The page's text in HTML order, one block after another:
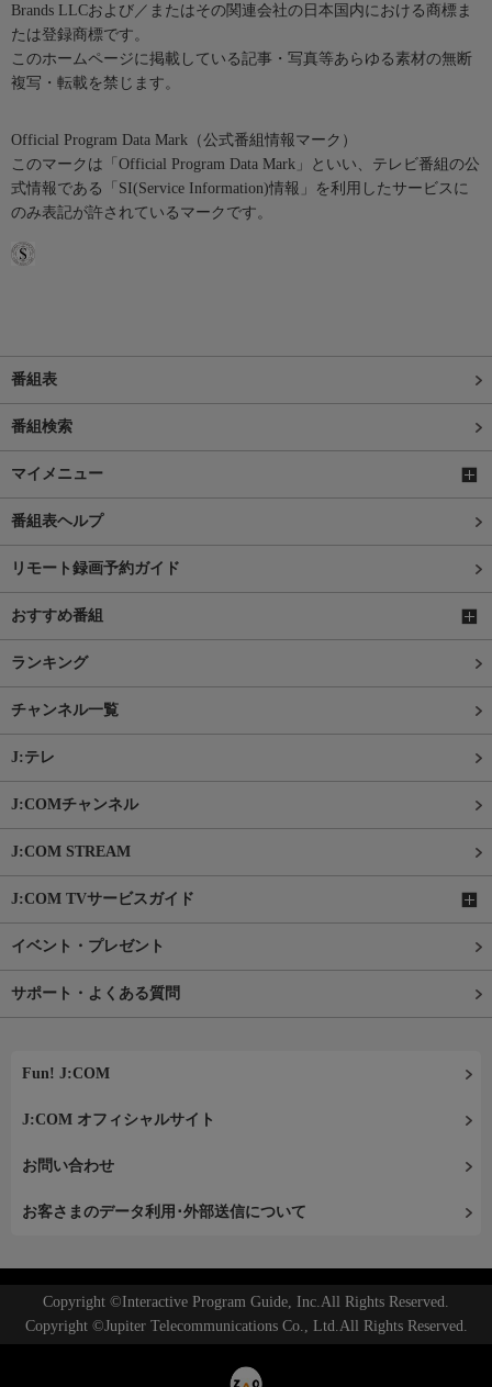
Brands LLCおよび／またはその関連会社の日本国内における商標ま
たは登録商標です。
このホームページに掲載している記事・写真等あらゆる素材の無断
複写・転載を禁じます。
Official Program Data Mark（公式番組情報マーク）
このマークは「Official Program Data Mark」といい、テレビ番組の公
式情報である「SI(Service Information)情報」を利用したサービスに
のみ表記が許されているマークです。
番組表
番組検索
マイメニュー
番組表ヘルプ
リモート録画予約ガイド
おすすめ番組
ランキング
チャンネル一覧
J:テレ
J:COMチャンネル
J:COM STREAM
J:COM TVサービスガイド
イベント・プレゼント
サポート・よくある質問
Fun! J:COM
J:COM オフィシャルサイト
お問い合わせ
お客さまのデータ利用･外部送信について
Copyright ©Interactive Program Guide, Inc.All Rights Reserved.
Copyright ©Jupiter Telecommunications Co., Ltd.All Rights Reserved.